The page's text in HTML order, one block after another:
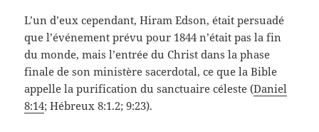
L’un d’eux cependant, Hiram Edson, était persuadé
que l’événement prévu pour 1844 n’était pas la fin
du monde, mais l’entrée du Christ dans la phase
finale de son ministère sacerdotal, ce que la Bible
appelle la purification du sanctuaire céleste (Daniel
8:14; Hébreux 8:1.2; 9:23).